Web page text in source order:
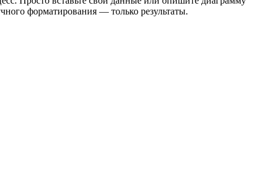
форматирования — только результаты.